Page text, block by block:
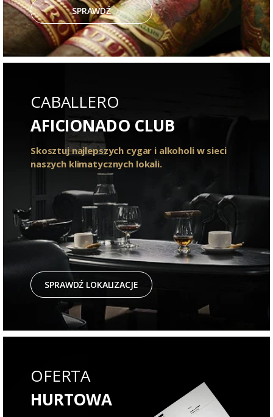
SPRAWDŹ
CABALLERO
AFICIONADO CLUB
Skosztuj najlepszych cygar i alkoholi w sieci
naszych klimatycznych lokali.
SPRAWDŹ LOKALIZACJE
OFERTA
HURTOWA